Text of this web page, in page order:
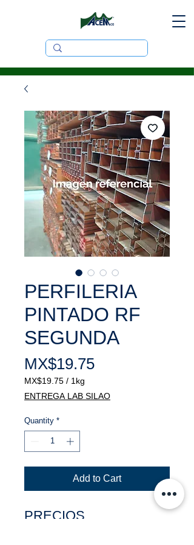
PERFILERIA
PINTADO RF
SEGUNDA
MX$19.75Price
MX$19.75 / 1kg
MX$19.75
per
Kilogram
ENTREGA LAB SILAO
Quantity *
Add to Cart
PRECIOS